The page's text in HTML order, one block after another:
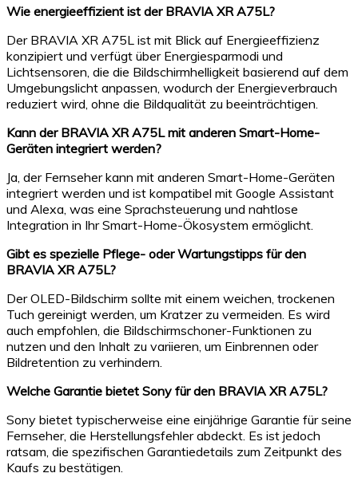
Wie energieeffizient ist der BRAVIA XR A75L?
Der BRAVIA XR A75L ist mit Blick auf Energieeffizienz
konzipiert und verfügt über Energiesparmodi und
Lichtsensoren, die die Bildschirmhelligkeit basierend auf dem
Umgebungslicht anpassen, wodurch der Energieverbrauch
reduziert wird, ohne die Bildqualität zu beeinträchtigen.
Kann der BRAVIA XR A75L mit anderen Smart-Home-
Geräten integriert werden?
Ja, der Fernseher kann mit anderen Smart-Home-Geräten
integriert werden und ist kompatibel mit Google Assistant
und Alexa, was eine Sprachsteuerung und nahtlose
Integration in Ihr Smart-Home-Ökosystem ermöglicht.
Gibt es spezielle Pflege- oder Wartungstipps für den
BRAVIA XR A75L?
Der OLED-Bildschirm sollte mit einem weichen, trockenen
Tuch gereinigt werden, um Kratzer zu vermeiden. Es wird
auch empfohlen, die Bildschirmschoner-Funktionen zu
nutzen und den Inhalt zu variieren, um Einbrennen oder
Bildretention zu verhindern.
Welche Garantie bietet Sony für den BRAVIA XR A75L?
Sony bietet typischerweise eine einjährige Garantie für seine
Fernseher, die Herstellungsfehler abdeckt. Es ist jedoch
ratsam, die spezifischen Garantiedetails zum Zeitpunkt des
Kaufs zu bestätigen.